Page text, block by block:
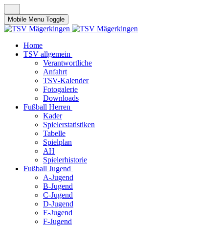
Mobile Menu Toggle
Home
TSV allgemein
Verantwortliche
Anfahrt
TSV-Kalender
Fotogalerie
Downloads
Fußball Herren
Kader
Spielerstatistiken
Tabelle
Spielplan
AH
Spielerhistorie
Fußball Jugend
A-Jugend
B-Jugend
C-Jugend
D-Jugend
E-Jugend
F-Jugend